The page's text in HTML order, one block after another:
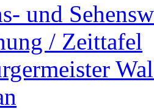
und
/ Zeittafel